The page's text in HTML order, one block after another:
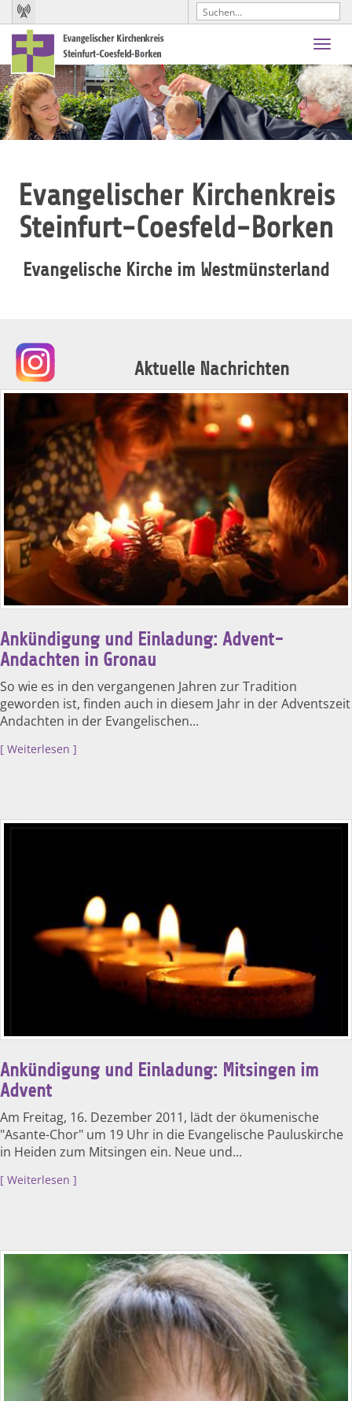
Evangelischer Kirchenkreis
Steinfurt-Coesfeld-Borken
Evangelische Kirche im Westmünsterland
Aktuelle Nachrichten
Ankündigung und Einladung: Advent-
Andachten in Gronau
So wie es in den vergangenen Jahren zur Tradition
geworden ist, finden auch in diesem Jahr in der Adventszeit
Andachten in der Evangelischen...
Weiterlesen
Ankündigung und Einladung: Mitsingen im
Advent
Am Freitag, 16. Dezember 2011, lädt der ökumenische
"Asante-Chor" um 19 Uhr in die Evangelische Pauluskirche
in Heiden zum Mitsingen ein. Neue und...
Weiterlesen